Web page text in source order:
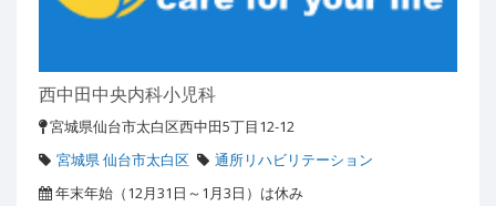
西中田中央内科小児科
宮城県仙台市太白区西中田5丁目12-12
宮城県 仙台市太白区
通所リハビリテーション
年末年始（12月31日～1月3日）は休み